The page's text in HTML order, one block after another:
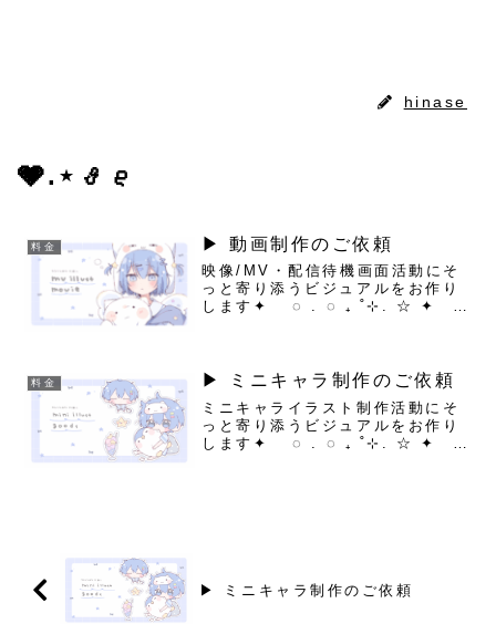
hinase
🩶.⋆𝜗𝜚
料金 ▶︎ 動画制作のご依頼
映像/MV・配信待機画面活動にそ
っと寄り添うビジュアルをお作り
します✦ ◌ . ◌ ₊ ˚⊹. ☆ ✦
を大切にし...
料金 ▶︎ ミニキャラ制作のご依頼
ミニキャライラスト制作活動にそ
っと寄り添うビジュアルをお作り
します✦ ◌ . ◌ ₊ ˚⊹. ☆ ✦
▶︎ ミニキャラ制作のご依頼